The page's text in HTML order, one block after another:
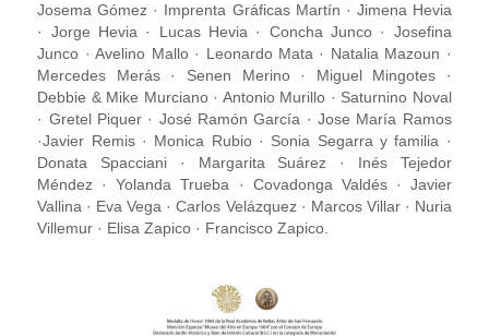
Josema Gómez · Imprenta Gráficas Martín · Jimena Hevia
· Jorge Hevia · Lucas Hevia · Concha Junco · Josefina
Junco · Avelino Mallo · Leonardo Mata · Natalia Mazoun ·
Mercedes Merás · Senen Merino · Miguel Mingotes ·
Debbie & Mike Murciano · Antonio Murillo · Saturnino Noval
· Gretel Piquer · José Ramón García · Jose María Ramos
·Javier Remis · Monica Rubio · Sonia Segarra y familia ·
Donata Spacciani · Margarita Suárez · Inés Tejedor
Méndez · Yolanda Trueba · Covadonga Valdés · Javier
Vallina · Eva Vega · Carlos Velázquez · Marcos Villar · Nuria
Villemur · Elisa Zapico · Francisco Zapico.